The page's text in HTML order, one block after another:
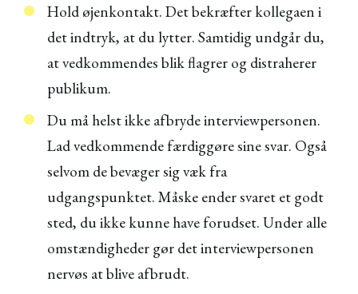
Hold øjenkontakt. Det bekræfter kollegaen i
det indtryk, at du lytter. Samtidig undgår du,
at vedkommendes blik flagrer og distraherer
publikum.
Du må helst ikke afbryde interviewpersonen.
Lad vedkommende færdiggøre sine svar. Også
selvom de bevæger sig væk fra
udgangspunktet. Måske ender svaret et godt
sted, du ikke kunne have forudset. Under alle
omstændigheder gør det interviewpersonen
nervøs at blive afbrudt.